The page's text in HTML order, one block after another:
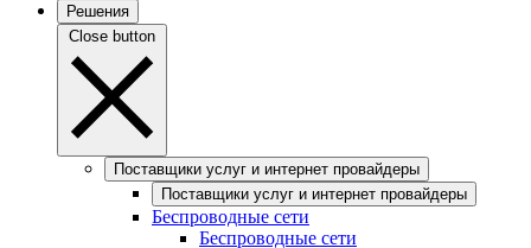
Решения
Close button
Поставщики услуг и интернет провайдеры
Поставщики услуг и интернет провайдеры
Беспроводные сети
Беспроводные сети